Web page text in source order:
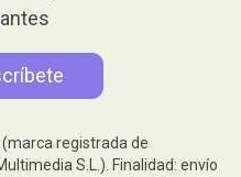
registrada de
S.L.). Finalidad: envío